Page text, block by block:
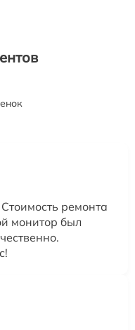
ремонта
монитор был